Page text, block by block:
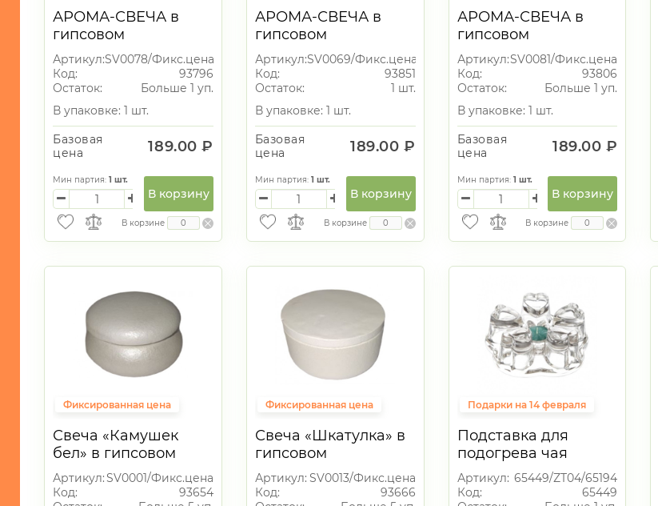
АРОМА-СВЕЧА в
гипсовом
подсвечнике
Артикул:SV0078/Фикс.цена
Код:
93796
Остаток:
Больше 1 уп.
В упаковке: 1 шт.
Базовая
цена
189.00 ₽
Мин партия: 1 шт.
В корзину
В корзине
АРОМА-СВЕЧА в
гипсовом
подсвечнике
Артикул:SV0069/Фикс.цена
Код:
93851
Остаток:
1 шт.
В упаковке: 1 шт.
Базовая
цена
189.00 ₽
Мин партия: 1 шт.
В корзину
В корзине
АРОМА-СВЕЧА в
гипсовом
подсвечнике
Артикул:SV0081/Фикс.цена
Код:
93806
Остаток:
Больше 1 уп.
В упаковке: 1 шт.
Базовая
цена
189.00 ₽
Мин партия: 1 шт.
В корзину
В корзине
Фиксированная цена
Свеча «Камушек
бел» в гипсовом
подсвечнике
Артикул:SV0001/Фикс.цена
Код:
93654
Фиксированная цена
Свеча «Шкатулка» в
гипсовом
подсвечнике
Артикул: SV0013/Фикс.цена
Код:
93666
Подарки на 14 февраля
Подставка для
подогрева чая
свечкой 10,5*5см
Артикул: 65449/ZT04/65194
Код:
65449